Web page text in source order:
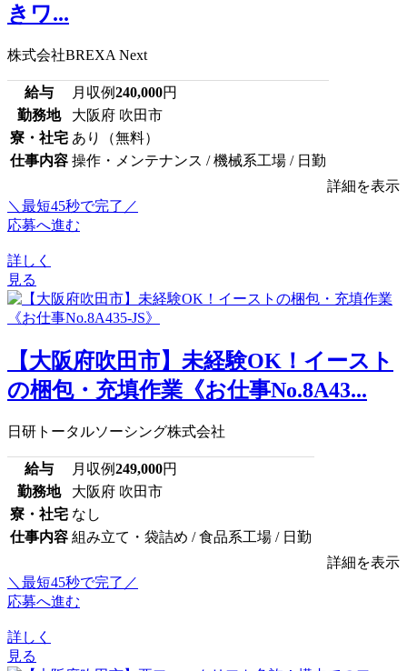
きワ...
株式会社BREXA Next
給与 月収例240,000円
勤務地
大阪府 吹田市
寮・社宅 あり（無料）
仕事内容 操作・メンテナンス / 機械系工場 / 日勤
詳細を表示
＼最短45秒で完了／
応募へ進む
詳しく
見る
【大阪府吹田市】未経験OK！イースト
の梱包・充填作業《お仕事No.8A43...
日研トータルソーシング株式会社
給与 月収例249,000円
勤務地
大阪府 吹田市
寮・社宅 なし
仕事内容 組み立て・袋詰め / 食品系工場 / 日勤
詳細を表示
＼最短45秒で完了／
応募へ進む
詳しく
見る